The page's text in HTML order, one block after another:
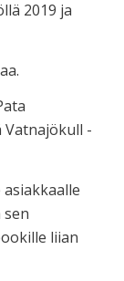
2019 ja
Vatnajökull -
liian